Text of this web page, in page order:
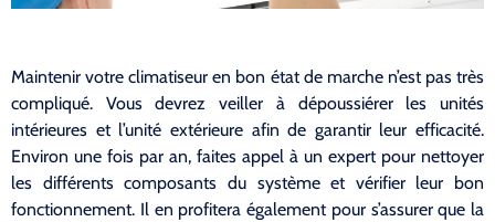
Maintenir votre climatiseur en bon état de marche n’est pas très
compliqué. Vous devrez veiller à dépoussiérer les unités
intérieures et l’unité extérieure afin de garantir leur efficacité.
Environ une fois par an, faites appel à un expert pour nettoyer
les différents composants du système et vérifier leur bon
fonctionnement. Il en profitera également pour s’assurer que la